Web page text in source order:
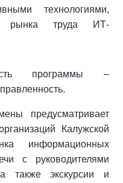
технологиями,
рынка труда ИТ-
программы –
предусматривает
Калужской
информационных
с руководителями
также экскурсии и